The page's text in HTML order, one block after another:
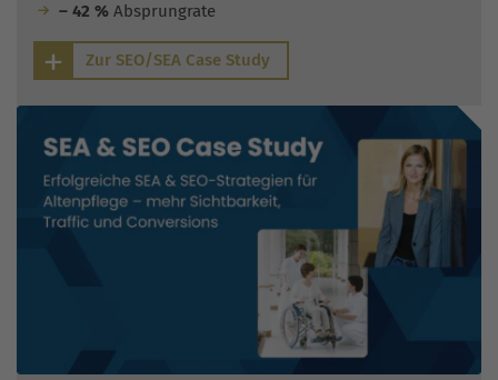
– 42 % Absprungrate
Zur SEO/SEA Case Study